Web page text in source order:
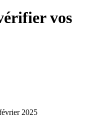
vos
2025